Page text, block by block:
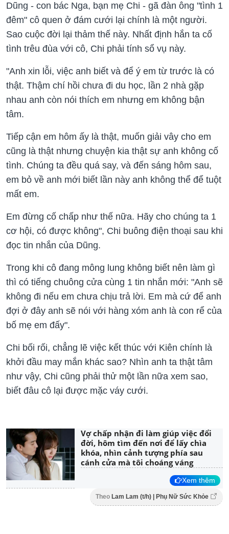
Dũng - con bác Nga, bạn mẹ Chi - gã đàn ông "tình 1
đêm" cô quen ở đám cưới lại chính là một người.
Sao cuộc đời lại thảm thế này. Nhất định hắn ta cố
tình trêu đùa với cô, Chi phải tính sổ vụ này.
"Anh xin lỗi, việc anh biết và để ý em từ trước là có
thật. Thậm chí hồi chưa đi du học, lần 2 nhà gặp
nhau anh còn nói thích em nhưng em không bận
tâm.
Tiếp cận em hôm ấy là thật, muốn giải vây cho em
cũng là thật nhưng chuyện kia thật sự anh không cố
tình. Chúng ta đều quá say, và đến sáng hôm sau,
em bỏ về anh mới biết lần này anh không thể để tuột
mất em.
Em đừng cố chấp như thế nữa. Hãy cho chúng ta 1
cơ hội, có được không", Chi buông điện thoại sau khi
đọc tin nhắn của Dũng.
Trong khi cô đang mông lung không biết nên làm gì
thì có tiếng chuông cửa cùng 1 tin nhắn mới: "Anh sẽ
không đi nếu em chưa chịu trả lời. Em mà cứ để anh
đợi ở đây anh sẽ nói với hàng xóm anh là con rể của
bố mẹ em đấy".
Chi bối rối, chẳng lẽ việc kết thúc với Kiên chính là
khởi đầu may mắn khác sao? Nhìn anh ta thật tâm
như vậy, Chi cũng phải thử một lần nữa xem sao,
biết đâu cô lại được mặc váy cưới.
Vợ chấp nhận đi làm giúp việc đổi
đời, hôm tìm đến nơi để lấy chìa
khóa, nhìn cảnh tượng phía sau
cánh cửa mà tôi choáng váng
Xem thêm
Theo Lam Lam (t/h) | Phụ Nữ Sức Khỏe